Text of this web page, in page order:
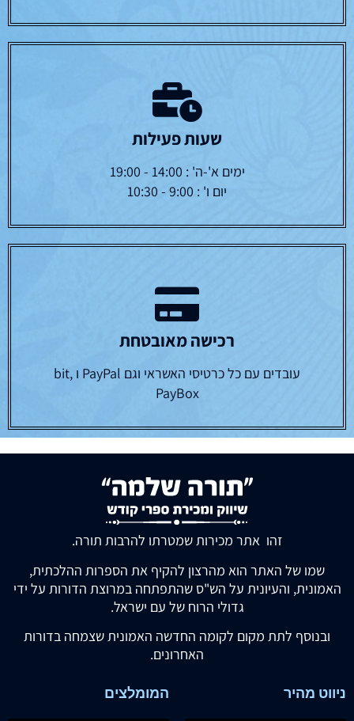
שעות פעילות
ימים א'-ה' : 14:00 - 19:00
יום ו' : 9:00 - 10:30
רכישה מאובטחת
עובדים עם כל כרטיסי האשראי וגם PayPal ו bit,
PayBox
זהו אתר מכירות שמטרתו להרבות תורה.
שמו של האתר הוא מהרצון להקיף את הספרות ההלכתית,
האמונית, והעיונית על הש"ס שהתפתחה במרוצת הדורות על ידי
גדולי הרוח של עם ישראל.
ובנוסף לתת מקום לקומה החדשה האמונית שצמחה בדורות
האחרונים.
ניווט מהיר המומלצים